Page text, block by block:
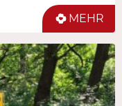
MEHR